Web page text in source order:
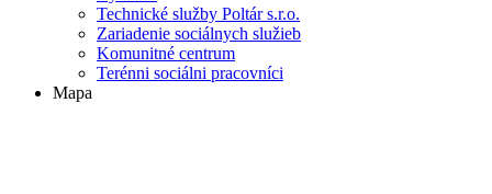
Technické služby Poltár s.r.o.
Zariadenie sociálnych služieb
Komunitné centrum
Terénni sociálni pracovníci
Mapa